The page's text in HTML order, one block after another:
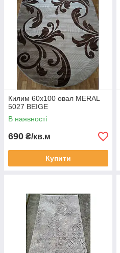
Килим 60х100 овал MERAL
5027 BEIGE
В наявності
690 ₴/кв.м
Купити